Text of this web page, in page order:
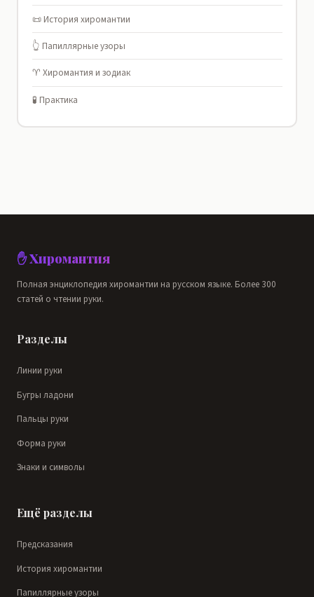
📜 История хиромантии
👆 Папиллярные узоры
♈ Хиромантия и зодиак
🧪 Практика
✋ Хиромантия
Полная энциклопедия хиромантии на русском языке. Более 300
статей о чтении руки.
Разделы
Линии руки
Бугры ладони
Пальцы руки
Форма руки
Знаки и символы
Ещё разделы
Предсказания
История хиромантии
Папиллярные узоры